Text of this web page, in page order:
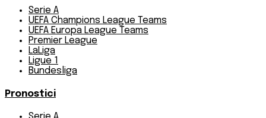
Serie A
UEFA Champions League Teams
UEFA Europa League Teams
Premier League
LaLiga
Ligue 1
Bundesliga
Pronostici